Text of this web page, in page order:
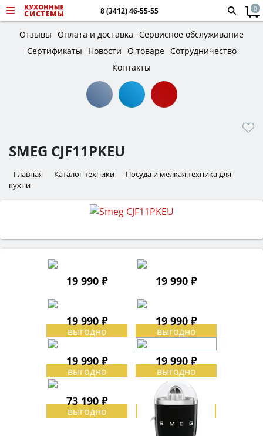
8 (3412) 46-55-55 0
Отзывы Оплата и доставка Сервисное обслуживание
Сертификаты
Новости О товаре Сотрудничество
Контакты
SMEG CJF11PKEU
Главная Каталог техники
Посуда и мелкая техника для
кухни
19 990 ₽ 19 990 ₽
19 990 ₽ 19 990 ₽
19 990 ₽ 19 990 ₽
73 190 ₽